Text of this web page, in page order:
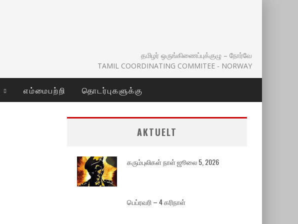
தமிழர் ஒருங்கிணைப்புக்குழு – நோர்வே
TAMIL COORDINATING COMMITEE - NORWAY
எம்மைபற்றி தொடர்புகளுக்கு
AKTUELT
கரும்புலிகள் நாள் ஜூலை 5, 2026
பெப்ரவரி – 4 கரிநாள்